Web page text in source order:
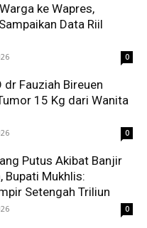
ke Wapres,
Data Riil
0
dr Fauziah Bireuen
15 Kg dari Wanita
0
Putus Akibat Banjir
Bupati Mukhlis:
Setengah Triliun
0